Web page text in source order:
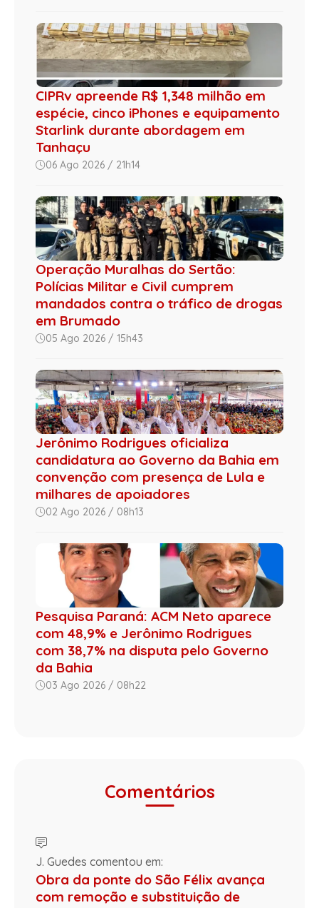
CIPRv apreende R$ 1,348 milhão em
espécie, cinco iPhones e equipamento
Starlink durante abordagem em
Tanhaçu
06 Ago 2026 / 21h14
Operação Muralhas do Sertão:
Polícias Militar e Civil cumprem
mandados contra o tráfico de drogas
em Brumado
05 Ago 2026 / 15h43
Jerônimo Rodrigues oficializa
candidatura ao Governo da Bahia em
convenção com presença de Lula e
milhares de apoiadores
02 Ago 2026 / 08h13
Pesquisa Paraná: ACM Neto aparece
com 48,9% e Jerônimo Rodrigues
com 38,7% na disputa pelo Governo
da Bahia
03 Ago 2026 / 08h22
Comentários
J. Guedes comentou em:
Obra da ponte do São Félix avança
com remoção e substituição de